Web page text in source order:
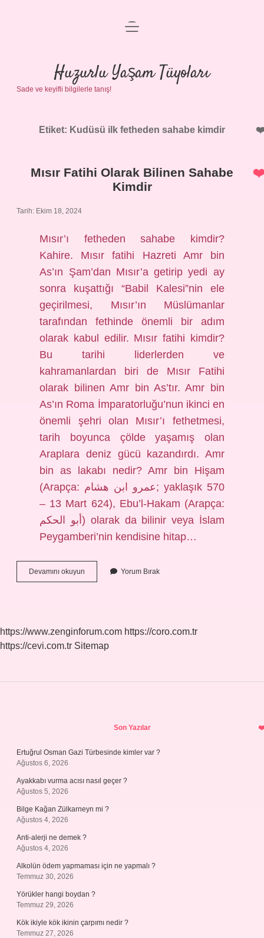
Anasayfa
Gizlilik Politikası
Yasal Uyarı
menüyü
Huzurlu Yaşam Tüyoları
Sade ve keyifli bilgilerle tanış!
Etiket: Kudüsü ilk fetheden sahabe kimdir
Mısır Fatihi Olarak Bilinen Sahabe
Kimdir
Tarih: Ekim 18, 2024
Mısır’ı fetheden sahabe kimdir?
Kahire. Mısır fatihi Hazreti Amr bin
As’ın Şam’dan Mısır’a getirip yedi ay
sonra kuşattığı “Babil Kalesi”nin ele
geçirilmesi, Mısır’ın Müslümanlar
tarafından fethinde önemli bir adım
olarak kabul edilir. Mısır fatihi kimdir?
Bu tarihi liderlerden ve
kahramanlardan biri de Mısır Fatihi
olarak bilinen Amr bin As’tır. Amr bin
As’ın Roma İmparatorluğu’nun ikinci en
önemli şehri olan Mısır’ı fethetmesi,
tarih boyunca çölde yaşamış olan
Araplara deniz gücü kazandırdı. Amr
bin as lakabı nedir? Amr bin Hişam
(Arapça: عمرو ابن هشام; yaklaşık 570
– 13 Mart 624), Ebu’l-Hakam (Arapça:
أبو الحكم) olarak da bilinir veya İslam
Peygamberi’nin kendisine hitap…
Devamını okuyun
Fatihi
Yorum Bırak
https://www.zenginforum.com https://coro.com.tr
https://cevi.com.tr Sitemap
Son Yazılar
Ertuğrul Osman Gazi Türbesinde kimler var ?
Ağustos 6, 2026
Ayakkabı vurma acısı nasıl geçer ?
Ağustos 5, 2026
Bilge Kağan Zülkarneyn mi ?
Ağustos 4, 2026
Anti-alerji ne demek ?
Ağustos 4, 2026
Alkolün ödem yapmaması için ne yapmalı ?
Temmuz 30, 2026
Yörükler hangi boydan ?
Temmuz 29, 2026
Kök ikiyle kök ikinin çarpımı nedir ?
Temmuz 27, 2026